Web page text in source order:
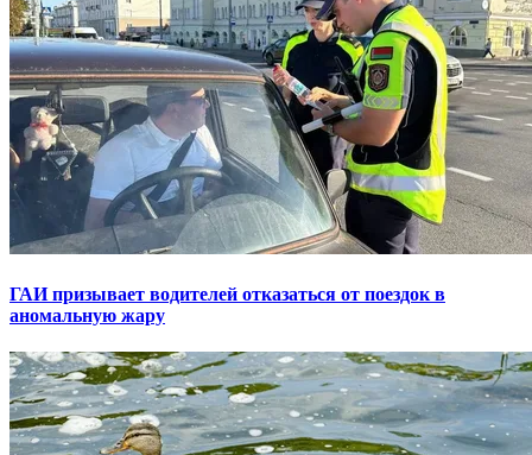
ГАИ призывает водителей отказаться от поездок в
аномальную жару